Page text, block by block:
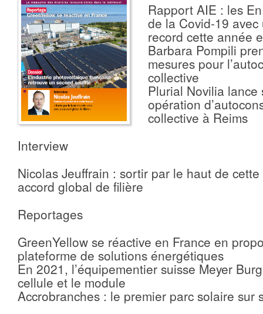
Rapport AIE : les
de la Covid-19
record cette année
Barbara Pompili
mesures pour
collective
Plurial Novilia lance
opération
collective à Reims
Interview
Nicolas Jeuffrain : sortir par le haut de
accord global de filière
Reportages
GreenYellow se réactive en France en
plateforme de solutions énergétiques
En 2021, l’équipementier suisse Meyer
cellule et le module
Accrobranches : le premier parc solaire sur